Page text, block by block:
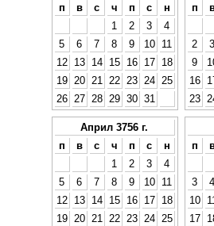
п
в с ч п с
н
1
2 3
4
5
6 7 8 9 10
11
12
13 14 15 16 17
18
19
20 21 22 23 24
25
26
27 28 29 30 31
п
2
3
9
16
23
Април 3756 г.
п
в с ч п с
н
1
2 3
4
5
6 7 8 9 10
11
12
13 14 15 16 17
18
19
20 21 22 23 24
25
п
3
4
10
17